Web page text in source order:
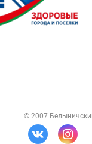
© 2007